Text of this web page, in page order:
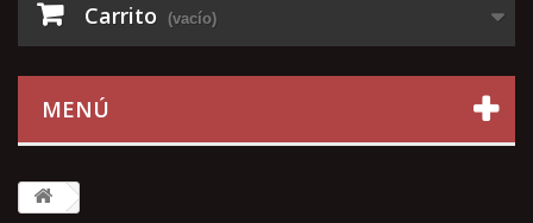
Carrito (vacío)
MENÚ